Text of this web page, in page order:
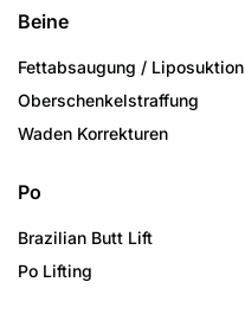
Beine
Fettabsaugung / Liposuktion
Oberschenkelstraffung
Waden Korrekturen
Po
Brazilian Butt Lift
Po Lifting